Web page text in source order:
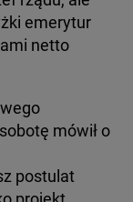
emerytur
netto
mówił o
postulat